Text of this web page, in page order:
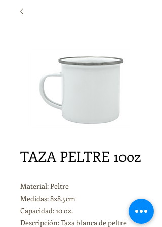
TAZA PELTRE 10oz
Material: Peltre
Medidas: 8x8.5cm
Capacidad: 10 oz.
Descripción: Taza blanca de peltre